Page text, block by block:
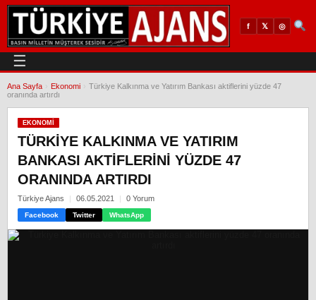
f 𝕏 ◎
☰
Ana Sayfa Ekonomi
Türkiye Kalkınma ve Yatırım Bankası aktiflerini yüzde 47
oranında artırdı
EKONOMI
TÜRKIYE KALKINMA VE YATIRIM
BANKASI AKTIFLERINI YÜZDE 47
ORANINDA ARTIRDI
Türkiye Ajans 06.05.2021 0 Yorum
Facebook Twitter WhatsApp